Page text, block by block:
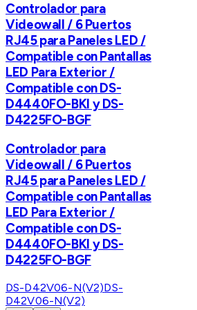
Controlador para
Videowall / 6 Puertos
RJ45 para Paneles LED /
Compatible con Pantallas
LED Para Exterior /
Compatible con DS-
D4440FO-BKI y DS-
D4225FO-BGF
Controlador para
Videowall / 6 Puertos
RJ45 para Paneles LED /
Compatible con Pantallas
LED Para Exterior /
Compatible con DS-
D4440FO-BKI y DS-
D4225FO-BGF
DS-D42V06-N(V2)DS-
D42V06-N(V2)